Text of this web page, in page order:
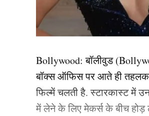
था। एक्टर ने कहा, ‘जब मैं
चाहती थीं। हमे कभी पिता के
में आप रात को घर आते हैं।’
महिलाएं जो
Bachchan
Bollywood:बॉलीवुड (
बॉक्स ऑफिस पर आते ही
फिल्में चलती है. स्टारकास्ट में
में लेने के लिए मेकर्स के बीच